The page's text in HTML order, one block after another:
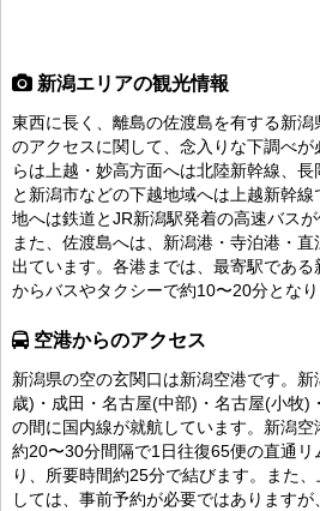
新潟エリアの観光情報
東西に長く、離島の佐渡島を有する新
のアクセスに関して、念入りな下調べ
らは上越・妙高方面へは北陸新幹線、
と新潟市などの下越地域へは上越新幹
地へは鉄道とJR新潟駅発着の高速バスが
また、佐渡島へは、新潟港・寺泊港・
出ています。各港までは、最寄駅であ
からバスやタクシーで約10〜20分となり
空港からのアクセス
新潟県の空の玄関口は新潟空港です。
歳)・成田・名古屋(中部)・名古屋(小牧)
の間に国内線が就航しています。新潟空
約20〜30分間隔で1日往復65便の直通リ
り、所要時間約25分で結びます。また
しては、事前予約が必要ではあります